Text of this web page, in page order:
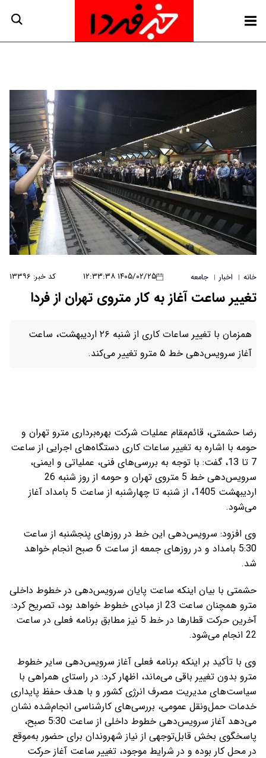
خانه | اخبار | جامعه ۱۴۰۵/۰۲/۲۵ ۱۲:۳۳:۳۸ کد خبر: ۱۳۳۹۶
تغییر ساعت آغاز به کار متروی تهران از فردا
همزمان با تغییر ساعات کاری از شنبه ۲۶ اردیبهشت، ساعت
آغاز سرویس‌دهی خط ۵ مترو تغییر می‌کند.
رضا حشمتی، قائم‌مقام عملیات شرکت بهره‌برداری مترو تهران و
حومه با اشاره به تغییر ساعات کاری دستگاه‌های اجرایی از ساعت
7 تا 13، گفت: با توجه به بررسی‌های فنی، عملیاتی و ایمنی،
سرویس‌دهی خط 5 متروی تهران و حومه از روز شنبه 26
اردیبهشت‌ 1405، از شنبه تا چهارشنبه از ساعت 5 بامداد آغاز
می‌شود.
وی افزود: سرویس‌دهی این خط در روزهای پنجشنبه از ساعت
5:30 بامداد و در روزهای جمعه از ساعت 6 صبح انجام خواهد
شد.
حشمتی با بیان اینکه ساعت پایان سرویس‌دهی در خطوط داخلی
مترو همچنان ساعت 23 از مبادی خطوط خواهد بود، تصریح کرد:
آخرین حرکت قطارها در خط 5 نیز مطابق برنامه فعلی در ساعت
22 انجام می‌شود.
وی با تأکید بر اینکه برنامه فعلی آغاز سرویس‌دهی سایر خطوط
مترو بدون تغییر باقی می‌ماند، اظهار کرد: در راستای همراهی با
سیاست‌های مدیریت مصرف انرژی کشور و با هدف حفظ پایداری
خدمات حمل‌ونقل عمومی، بررسی‌های کارشناسی انجام‌شده نشان
می‌دهد آغاز سرویس‌دهی خطوط داخلی از ساعت 5:30 صبح،
پاسخگوی بخش قابل‌توجهی از نیاز شهروندان برای حضور به‌موقع
در محل کار بوده و در شرایط موجود، تغییر ساعت آغاز حرکت